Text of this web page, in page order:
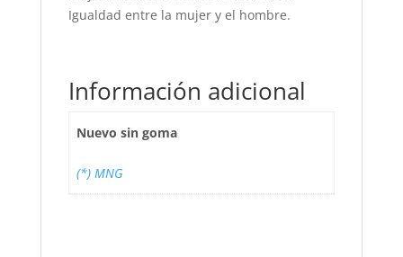
Igualdad entre la mujer y el hombre.
Información adicional
Nuevo sin goma
(*) MNG